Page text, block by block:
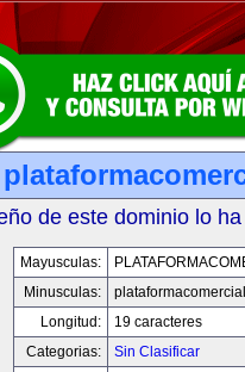
de este dominio lo
Mayusculas:
Minusculas:
Longitud:
19 caracteres
Categorias:
Sin Clasificar